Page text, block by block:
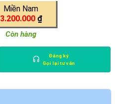
Miền Nam
3.200.000 ₫
Còn hàng
Đăng ký
Gọi lại tư vấn